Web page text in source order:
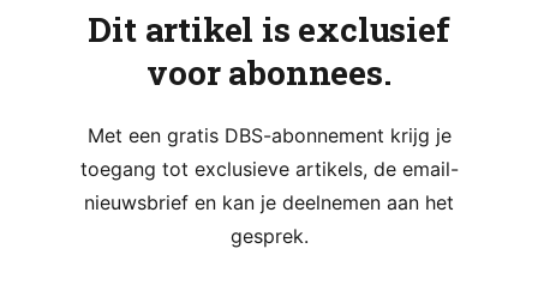
Dit artikel is exclusief
voor abonnees.
Met een gratis DBS-abonnement krijg je
toegang tot exclusieve artikels, de email-
nieuwsbrief en kan je deelnemen aan het
gesprek.